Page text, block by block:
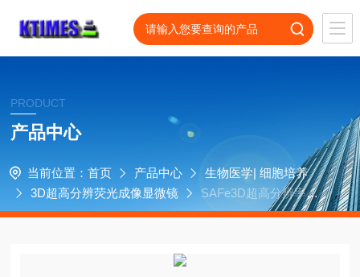
PRODUCT
产品中心
当前位置： 首页 产品中心
生物医学| 细胞培养
3D超高分辨荧光成像显微镜
SAFe3D超高分辨率荧
光显微镜